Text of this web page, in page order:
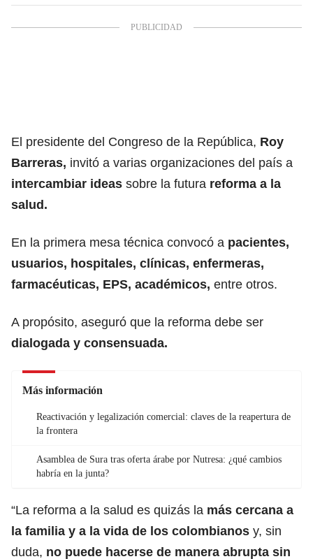
El presidente del Congreso de la República, Roy
Barreras, invitó a varias organizaciones del país a
intercambiar ideas sobre la futura reforma a la
salud.
En la primera mesa técnica convocó a pacientes,
usuarios, hospitales, clínicas, enfermeras,
farmacéuticas, EPS, académicos, entre otros.
A propósito, aseguró que la reforma debe ser
dialogada y consensuada.
Más información
Reactivación y legalización comercial: claves de la reapertura de
la frontera
Asamblea de Sura tras oferta árabe por Nutresa: ¿qué cambios
habría en la junta?
“La reforma a la salud es quizás la más cercana a
la familia y a la vida de los colombianos y, sin
duda, no puede hacerse de manera abrupta sin